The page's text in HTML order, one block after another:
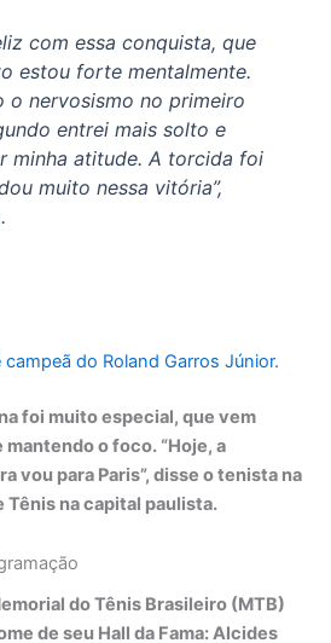
com essa conquista, que
estou forte mentalmente.
o nervosismo no primeiro
entrei mais solto e
minha atitude. A torcida foi
muito nessa vitória”,
campeã do Roland Garros Júnior.
foi muito especial, que vem
o foco. “Hoje, a
vou para Paris”, disse o tenista na
Tênis na capital paulista.
do Tênis Brasileiro (MTB)
de seu Hall da Fama: Alcides